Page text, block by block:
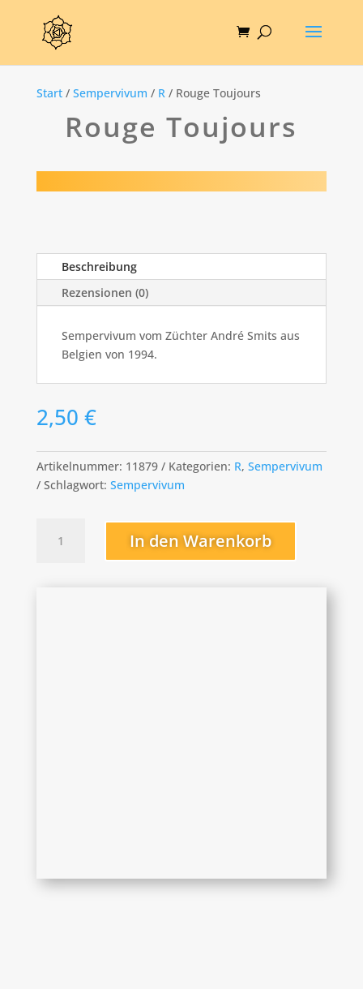
Start/ Sempervivum / R/ Rouge Toujours
Rouge Toujours
Beschreibung
Rezensionen (0)
Sempervivum vom Züchter André Smits aus
Belgien von 1994.
2,50 €
Artikelnummer: 11879 Kategorien: R, Sempervivum
Schlagwort: Sempervivum
Toujours
In den Warenkorb